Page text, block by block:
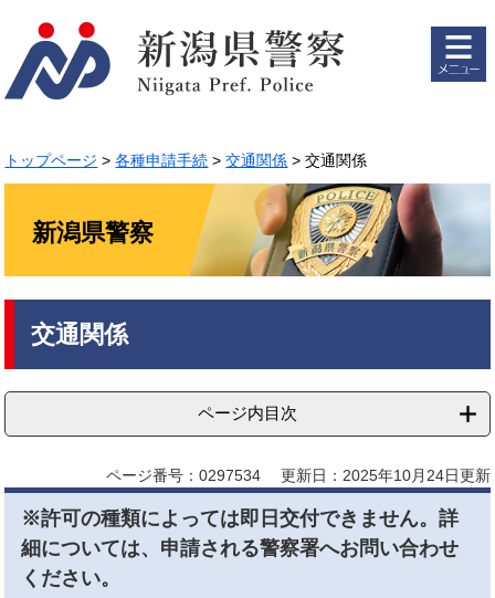
の
先
す。
ー
を
し
トップページ >各種申請手続 >交通関係 >交通関係
新潟県警察
交通関係
ページ内目次
ページ番号：0297534 更新日：2025年10月24日更新
※許可の種類によっては即日交付できません。詳
細については、申請される警察署へお問い合わせ
ください。